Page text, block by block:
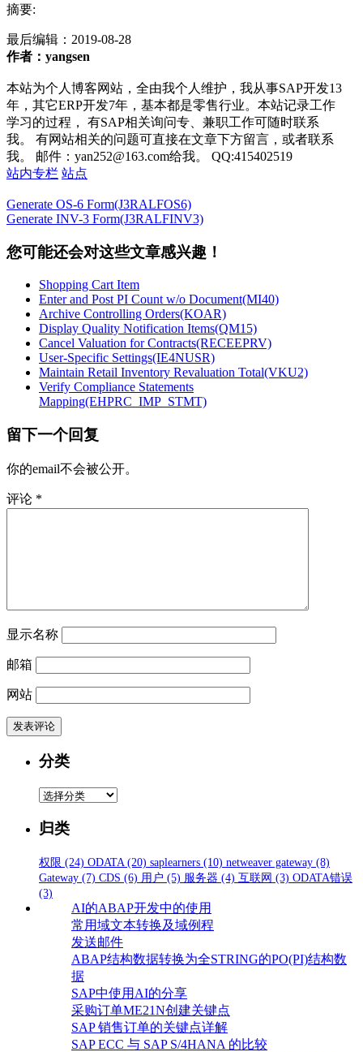
摘要:
最后编辑： 2019-08-28
作者：yangsen
本站为个人博客网站，全由我个人维护，我从事SAP开发13
年，其它ERP开发7年，基本都是零售行业。本站记录工作
学习的过程， 有SAP相关询问专、兼职工作可随时联系
我。 有网站相关的问题可直接在文章下方留言，或者联系
我。 邮件：yan252@163.com给我。 QQ:415402519
站内专栏 站点
Generate OS-6 Form(J3RALFOS6)
Generate INV-3 Form(J3RALFINV3)
您可能还会对这些文章感兴趣！
Shopping Cart Item
Enter and Post PI Count w/o Document(MI40)
Archive Controlling Orders(KOAR)
Display Quality Notification Items(QM15)
Cancel Valuation for Contracts(RECEEPRV)
User-Specific Settings(IE4NUSR)
Maintain Retail Inventory Revaluation Total(VKU2)
Verify Compliance Statements
Mapping(EHPRC_IMP_STMT)
留下一个回复
你的email不会被公开。
评论 *
显示名称
邮箱
网站
分类
分
归类
权限 (24) ODATA (20) saplearners (10) netweaver gateway (8)
Gateway (7) CDS (6) 用户 (5) 服务器 (4) 互联网 (3) ODATA错误
(3)
AI的ABAP开发中的使用
常用域文本转换及域例程
发送邮件
ABAP结构数据转换为全STRING的PO(PI)结构数
据
SAP中使用AI的分享
采购订单ME21N创建关键点
SAP 销售订单的关键点详解
SAP ECC 与 SAP S/4HANA 的比较